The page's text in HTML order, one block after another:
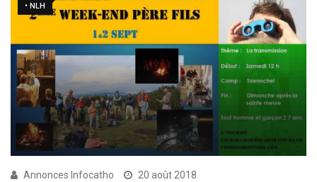
• NLH
Annonces Infocatho 20 août 2018